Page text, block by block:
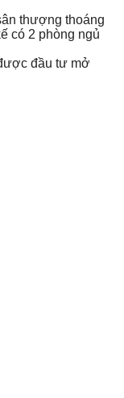
thượng thoáng
có 2 phòng ngủ
đầu tư mở